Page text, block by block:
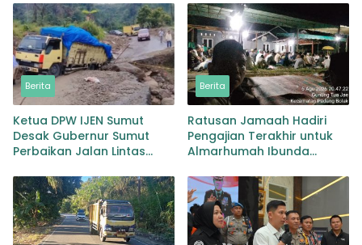
Peredaran Narkotika Jenis
Sabu
Berita
Ketua DPW IJEN Sumut
Desak Gubernur Sumut
Perbaikan Jalan Lintas
Lingga Bayu
Berita
Ratusan Jamaah Hadiri
Pengajian Terakhir untuk
Almarhumah Ibunda